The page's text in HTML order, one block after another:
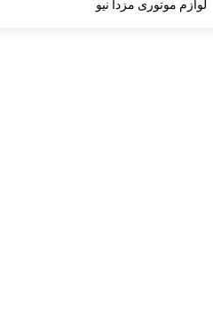
لوازم موتوری مزدا نیو